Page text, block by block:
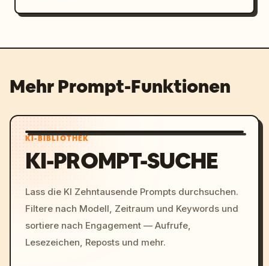
Mehr Prompt-Funktionen
KI-BIBLIOTHEK
KI-PROMPT-SUCHE
Lass die KI Zehntausende Prompts durchsuchen.
Filtere nach Modell, Zeitraum und Keywords und
sortiere nach Engagement — Aufrufe,
Lesezeichen, Reposts und mehr.